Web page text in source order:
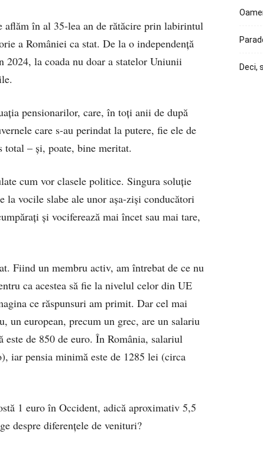
în al 35-lea an de rătăcire prin labirintul
a României ca stat. De la o independență
la coada nu doar a statelor Uniunii
pensionarilor, care, în toți anii de după
care s-au perindat la putere, fie ele de
total – și, poate, bine meritat.
cum vor clasele politice. Singura soluție
la vocile slabe ale unor așa-ziși conducători
și vociferează mai încet sau mai tare,
Fiind un membru activ, am întrebat de ce nu
ca acestea să fie la nivelul celor din UE
ce răspunsuri am primit. Dar cel mai
un european, precum un grec, are un salariu
de 850 de euro. În România, salariul
iar pensia minimă este de 1285 lei (circa
1 euro în Occident, adică aproximativ 5,5
despre diferențele de venituri?
Deci,